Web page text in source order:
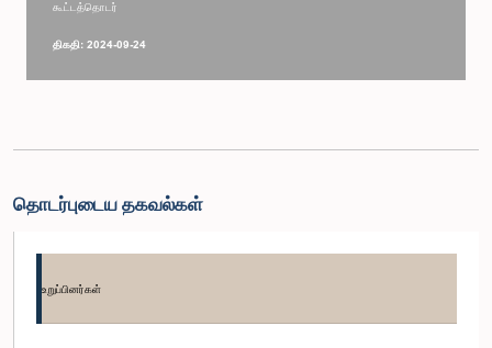
கூட்டத்தொடர்
திகதி: 2024-09-24
தொடர்புடைய தகவல்கள்
உறுப்பினர்கள்